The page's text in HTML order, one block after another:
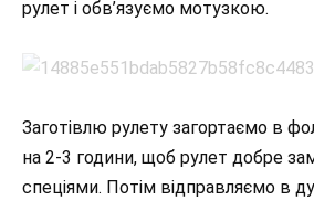
рулет і обв’язуємо мотузкою.
Заготівлю рулету загортаємо в
на 2-3 години, щоб рулет добре
спеціями. Потім відправляємо в